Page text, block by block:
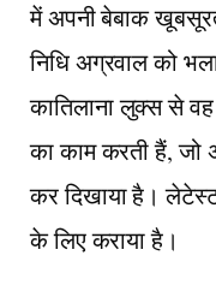
में अपनी बेबाक
निधि अग्रवाल को
कातिलाना लुक्स से
का काम करती हैं, जो
कर दिखाया है।
के लिए कराया है।